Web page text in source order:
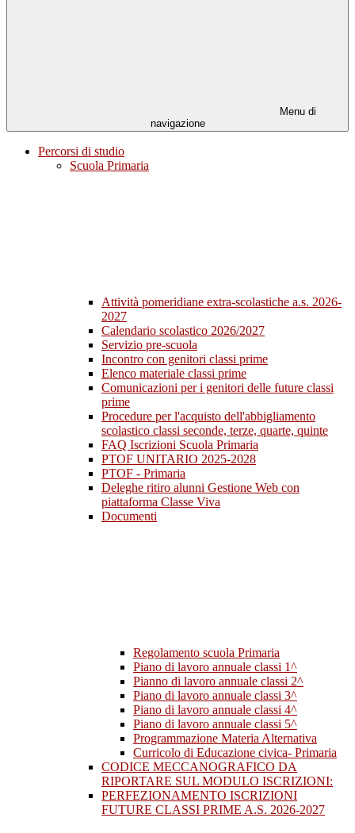
Menu di
navigazione
Percorsi di studio
Scuola Primaria
Attività pomeridiane extra-scolastiche a.s. 2026-
2027
Calendario scolastico 2026/2027
Servizio pre-scuola
Incontro con genitori classi prime
Elenco materiale classi prime
Comunicazioni per i genitori delle future classi
prime
Procedure per l'acquisto dell'abbigliamento
scolastico classi seconde, terze, quarte, quinte
FAQ Iscrizioni Scuola Primaria
PTOF UNITARIO 2025-2028
PTOF - Primaria
Deleghe ritiro alunni Gestione Web con
piattaforma Classe Viva
Documenti
Regolamento scuola Primaria
Piano di lavoro annuale classi 1^
Pianno di lavoro annuale classi 2^
Piano di lavoro annuale classi 3^
Piano di lavoro annuale classi 4^
Piano di lavoro annuale classi 5^
Programmazione Materia Alternativa
Curricolo di Educazione civica- Primaria
CODICE MECCANOGRAFICO DA
RIPORTARE SUL MODULO ISCRIZIONI:
PERFEZIONAMENTO ISCRIZIONI
FUTURE CLASSI PRIME A.S. 2026-2027